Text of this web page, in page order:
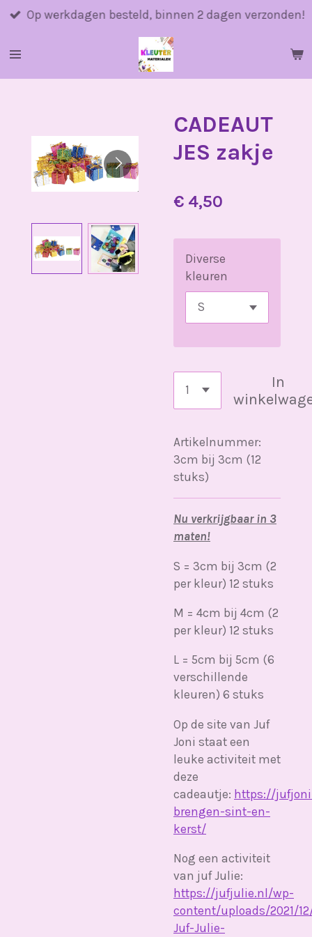
Ga
naar
Op werkdagen besteld, binnen 2 dagen verzonden!
CADEAUT
JES zakje
€ 4,50
Diverse
kleuren
In
Artikelnummer:
3cm bij 3cm (12
stuks)
Nu verkrijgbaar in 3
maten!
S = 3cm bij 3cm (2
per kleur) 12 stuks
M = 4cm bij 4cm (2
per kleur) 12 stuks
L = 5cm bij 5cm (6
verschillende
kleuren) 6 stuks
Op de site van Juf
Joni staat een
leuke activiteit met
deze
cadeautje: https://
brengen-sint-en-
kerst/
Nog een activiteit
van juf Julie:
https://jufjulie.nl/wp-
content/uploads/2021/
Juf-Julie-